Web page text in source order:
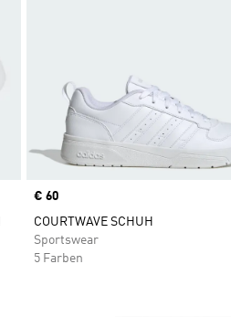
Price
€ 60
COURTWAVE SCHUH
Sportswear
5 Farben